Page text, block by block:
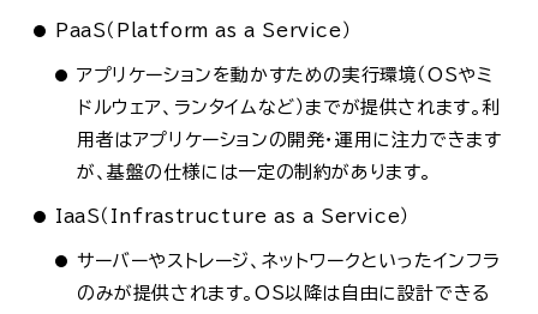
PaaS（Platform as a Service）
アプリケーションを動かすための実行環境（OSやミ
ドルウェア、ランタイムなど）までが提供されます。利
用者はアプリケーションの開発・運用に注力できます
が、基盤の仕様には一定の制約があります。
IaaS（Infrastructure as a Service）
サーバーやストレージ、ネットワークといったインフラ
のみが提供されます。OS以降は自由に設計できる